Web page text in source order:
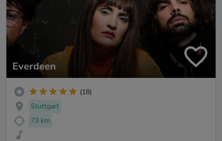
Everdeen
(18)
Stuttgart
73 km